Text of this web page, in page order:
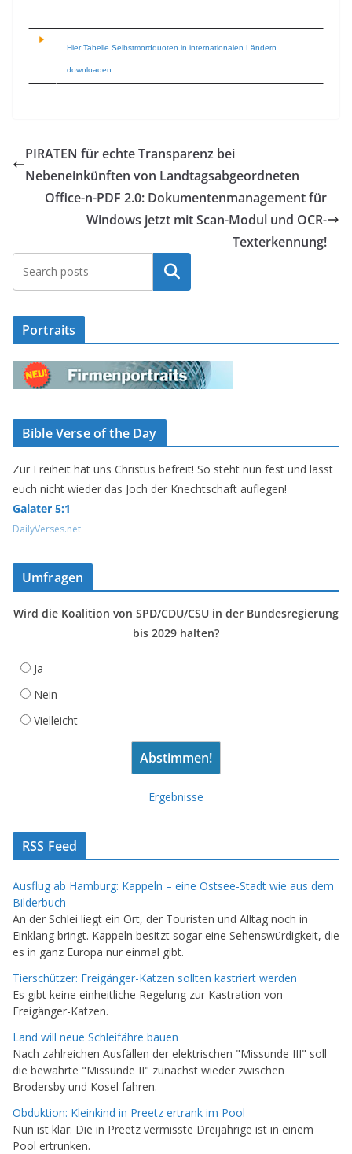
Hier Tabelle Selbstmordquoten in internationalen Ländern
downloaden
PIRATEN für echte Transparenz bei
Nebeneinkünften von Landtagsabgeordneten
Office-n-PDF 2.0: Dokumentenmanagement für
Windows jetzt mit Scan-Modul und OCR-
Texterkennung!
Suchen
Portraits
Bible Verse of the Day
Zur Freiheit hat uns Christus befreit! So steht nun fest und lasst
euch nicht wieder das Joch der Knechtschaft auflegen!
Galater 5:1
DailyVerses.net
Umfragen
Wird die Koalition von SPD/CDU/CSU in der Bundesregierung
bis 2029 halten?
Ja
Nein
Vielleicht
Ergebnisse
RSS Feed
Ausflug ab Hamburg: Kappeln – eine Ostsee-Stadt wie aus dem
Bilderbuch
An der Schlei liegt ein Ort, der Touristen und Alltag noch in
Einklang bringt. Kappeln besitzt sogar eine Sehenswürdigkeit, die
es in ganz Europa nur einmal gibt.
Tierschützer: Freigänger-Katzen sollten kastriert werden
Es gibt keine einheitliche Regelung zur Kastration von
Freigänger-Katzen.
Land will neue Schleifähre bauen
Nach zahlreichen Ausfällen der elektrischen "Missunde III" soll
die bewährte "Missunde II" zunächst wieder zwischen
Brodersby und Kosel fahren.
Obduktion: Kleinkind in Preetz ertrank im Pool
Nun ist klar: Die in Preetz vermisste Dreijährige ist in einem
Pool ertrunken.